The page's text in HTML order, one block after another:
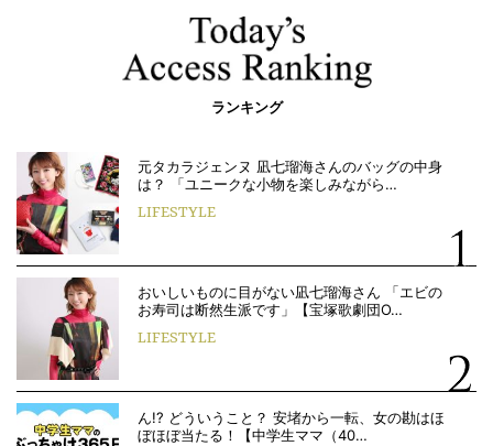
ランキング
元タカラジェンヌ 凪七瑠海さんのバッグの中身
は？ 「ユニークな小物を楽しみながら…
LIFESTYLE
おいしいものに目がない凪七瑠海さん 「エビの
お寿司は断然生派です」【宝塚歌劇団O…
LIFESTYLE
ん!? どういうこと？ 安堵から一転、女の勘はほ
ぼほぼ当たる！【中学生ママ（40…